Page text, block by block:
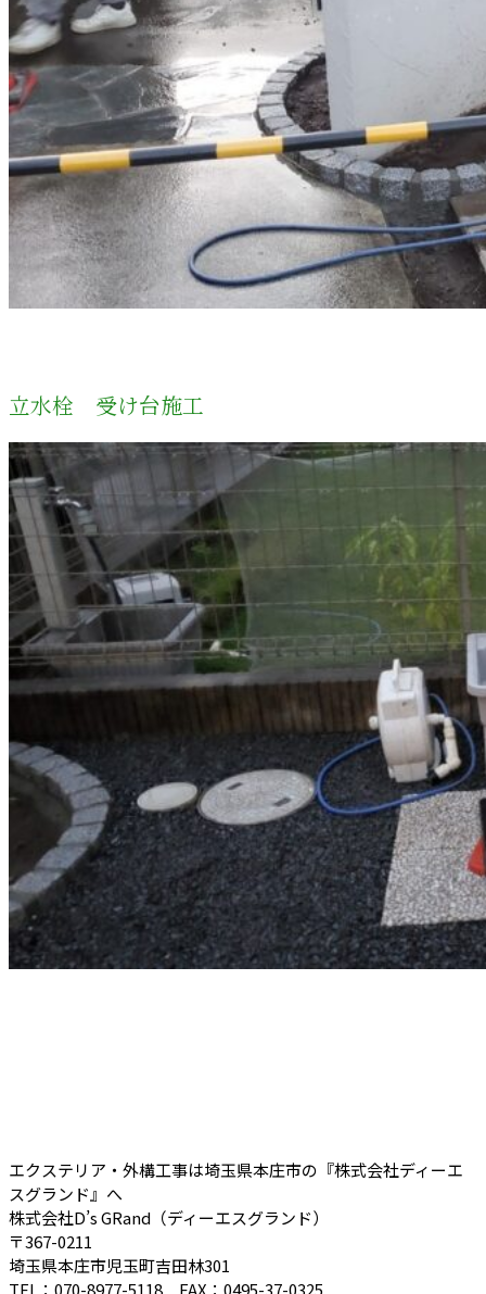
立水栓 受け台施工
エクステリア・外構工事は埼玉県本庄市の『株式会社ディーエ
スグランド』へ
株式会社D’s GRand（ディーエスグランド）
〒367-0211
埼玉県本庄市児玉町吉田林301
TEL：070-8977-5118 FAX：0495-37-0325